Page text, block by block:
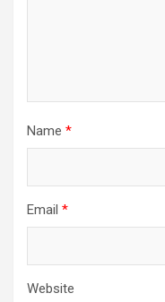
Name *
Email *
Website